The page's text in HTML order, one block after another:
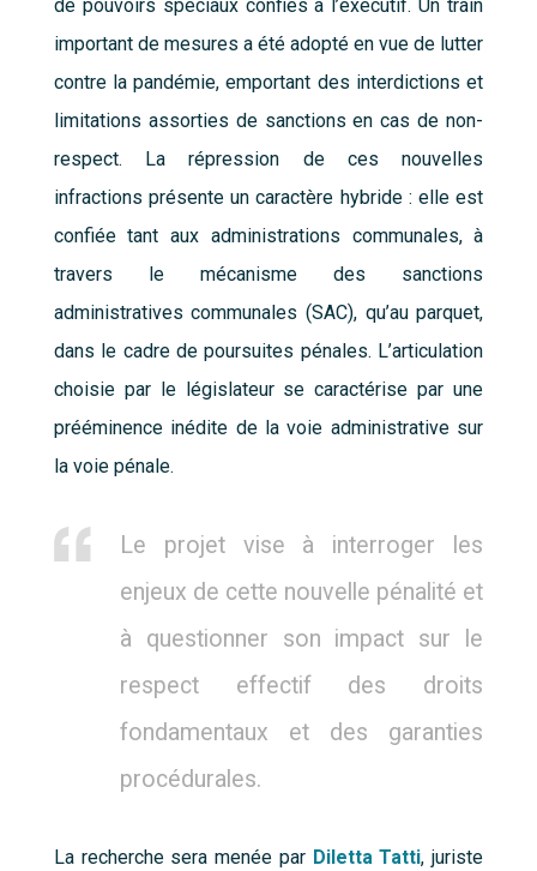
de pouvoirs spéciaux confiés à l’exécutif. Un train
important de mesures a été adopté en vue de lutter
contre la pandémie, emportant des interdictions et
limitations assorties de sanctions en cas de non-
respect. La répression de ces nouvelles
infractions présente un caractère hybride : elle est
confiée tant aux administrations communales, à
travers le mécanisme des sanctions
administratives communales (SAC), qu’au parquet,
dans le cadre de poursuites pénales. L’articulation
choisie par le législateur se caractérise par une
prééminence inédite de la voie administrative sur
la voie pénale.
Le projet vise à interroger les
enjeux de cette nouvelle pénalité et
à questionner son impact sur le
respect effectif des droits
fondamentaux et des garanties
procédurales.
La recherche sera menée par Diletta Tatti, juriste